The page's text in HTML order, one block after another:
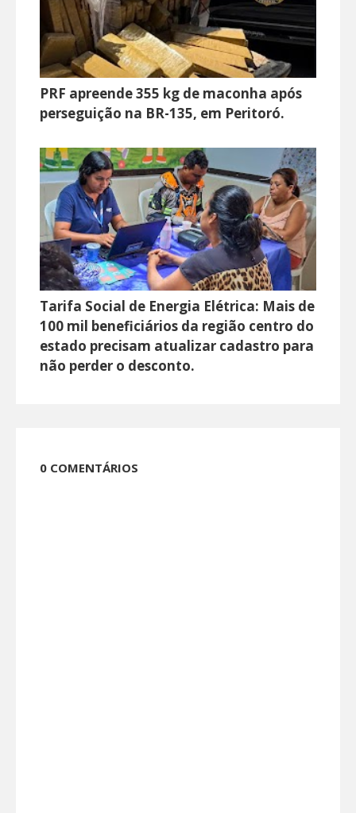
PRF apreende 355 kg de maconha após
perseguição na BR-135, em Peritoró.
Tarifa Social de Energia Elétrica: Mais de
100 mil beneficiários da região centro do
estado precisam atualizar cadastro para
não perder o desconto.
0 COMENTÁRIOS